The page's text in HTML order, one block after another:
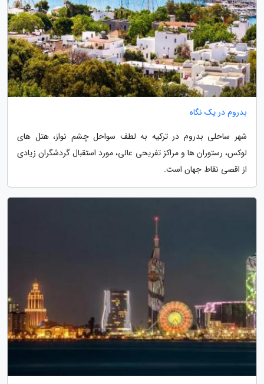
بدروم در یک نگاه
شهر ساحلی بدروم در ترکیه به لطف سواحل چشم نواز، هتل های
لوکس، رستوران ها و مراکز تفریحی عالی، مورد استقبال گردشگران زیادی
از اقصی نقاط جهان است.